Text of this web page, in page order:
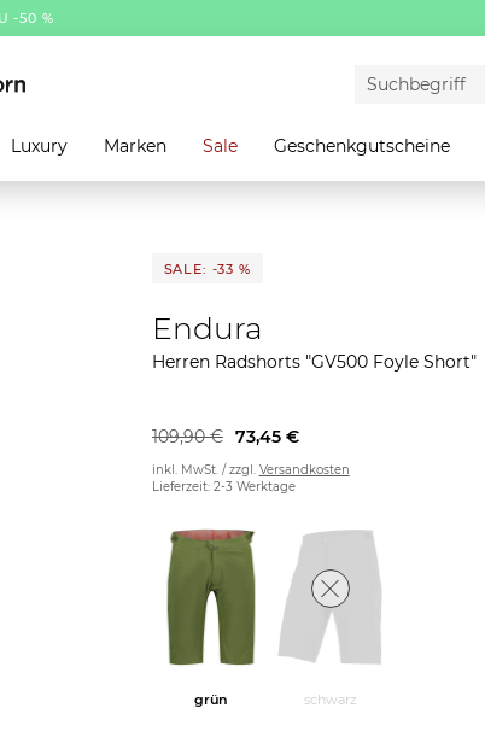
-50 %
Luxury Marken Sale Geschenkgutscheine
SALE: -33 %
Endura
Herren Radshorts "GV500 Foyle Short"
73,45 €
109,90 €
inkl. MwSt. / zzgl. Versandkosten
Lieferzeit: 2-3 Werktage
grün schwarz